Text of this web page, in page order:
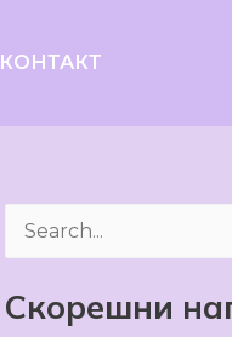
КОНТАКТ
a
Скорешни